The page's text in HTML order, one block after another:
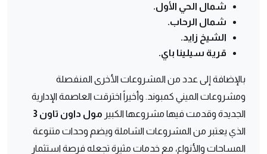
شمال الحي الأول.
شمال الرحاب.
الشيخ زايد.
قرية سيلينا باي.
بالإضافة إلى عدد من المشروعات الأخرى المنفصلة
ومشروعات الميني كمبوند. وأخيراً اخترقت العاصمة الإدارية
الجديدة وقدمت فيها مشروعها الكبير مول داون تاون 3
الذي يعتبر من المشروعات الشاملة ويضم وحدات متنوعة
المساحات والأنواع، مع خدمات مثيرة تجعله فرصة استثمار